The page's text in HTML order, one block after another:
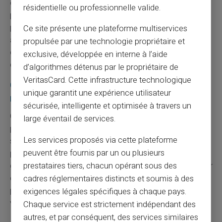
ce service au nom de la rentabilité, l'espace se libère
pour des acteurs qui en font, eux, le cœur de leur
proposition. C'est un repositionnement du marché
autant qu'un changement d'usage : les utilisateurs du
cash ne disparaissent pas, ils changent simplement
d'opérateur.
CardVeritas : une approche assumée du
rechargement par espèces
ChezCardVeritas, lerechargement par espèces
pas une fonctionnalité périphérique appelée à être
supprimée au gré des ajustements de marge. C'est un
pilier de l'offre, conçu pour des utilisateurs qui veulent
garder la maîtrise de leur budget, payer sans exposer leur
compte bancaire principal, ou disposer d'un moyen de
paiement utilisable immédiatement, sans dépendre d'un
virement entrant.
résidentielle ou professionnelle valide.
Ce site présente une plateforme multiservices
propulsée par une technologie propriétaire et
exclusive, développée en interne à l’aide
d’algorithmes détenus par le propriétaire de
VeritasCard. Cette infrastructure technologique
unique garantit une expérience utilisateur
sécurisée, intelligente et optimisée à travers un
large éventail de services.
Les services proposés via cette plateforme
peuvent être fournis par un ou plusieurs
prestataires tiers, chacun opérant sous des
cadres réglementaires distincts et soumis à des
exigences légales spécifiques à chaque pays.
Chaque service est strictement indépendant des
autres, et par conséquent, des services similaires